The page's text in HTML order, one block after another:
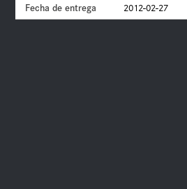
Fecha de entrega
2012-02-27